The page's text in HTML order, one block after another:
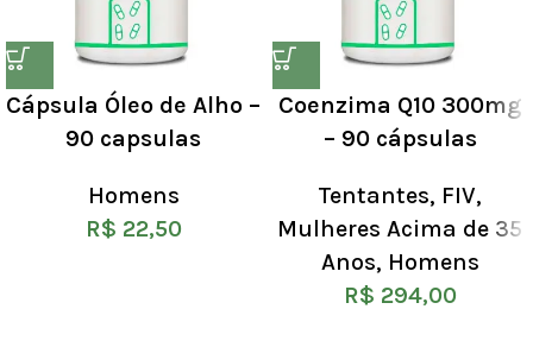
Cápsula Óleo de Alho –
90 capsulas
Homens
R$ 22,50
Coenzima Q10 300mg
– 90 cápsulas
Tentantes, FIV,
Mulheres Acima de 35
Anos, Homens
R$ 294,00